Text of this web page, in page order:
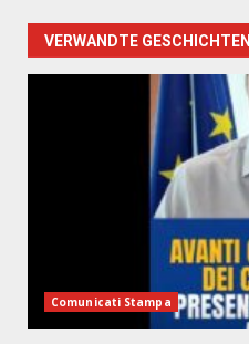
VERWANDTE GESCHICHTEN
Comunicati Stampa